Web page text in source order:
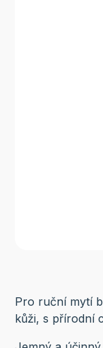
Pro ruční mytí
kůži, s přírodní